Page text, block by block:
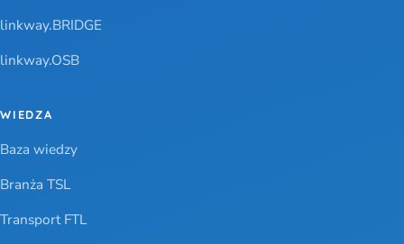
linkway.BRIDGE
linkway.OSB
WIEDZA
Baza wiedzy
Branża TSL
Transport FTL